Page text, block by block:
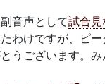
音声として試合
わけですが、ピ
うございます。